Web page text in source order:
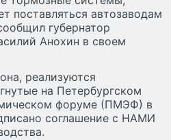
поставляться автозаводам
губернатор
Анохин в своем
реализуются
на Петербургском
форуме (ПМЭФ) в
соглашение с НАМИ